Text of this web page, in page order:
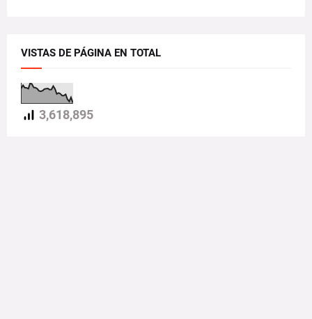
VISTAS DE PÁGINA EN TOTAL
3,618,895